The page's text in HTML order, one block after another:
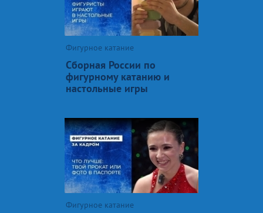
Фигурное катание
Сборная России по
фигурному катанию и
настольные игры
Фигурное катание